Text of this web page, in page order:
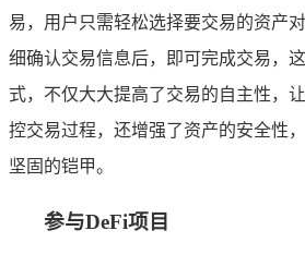
易，用户只需轻松选择要交易的资产
细确认交易信息后，即可完成交易，
式，不仅大大提高了交易的自主性，
控交易过程，还增强了资产的安全性
坚固的铠甲。
参与DeFi项目